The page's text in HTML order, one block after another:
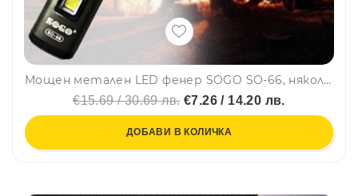
Мощен метален LED фенер SOGO SO-66, няколко режима на работа и датчик за батерията
€15.69 / 30.69 лв.€7.26 / 14.20 лв.
ДОБАВИ В КОЛИЧКА